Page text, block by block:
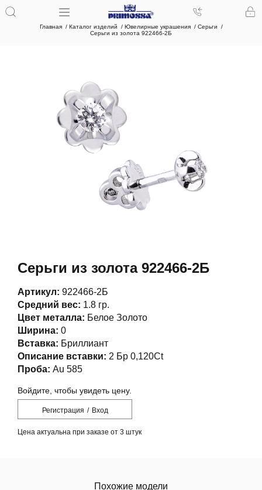
Главная Каталог изделий Ювелирные украшения
Серьги
Серьги из золота 922466-2Б
Серьги из золота 922466-2Б
Артикул: 922466-2Б
Средний вес: 1.8 гр.
Цвет металла: Белое Золото
Ширина: 0
Вставка: Бриллиант
Описание вставки: 2 Бр 0,120Ct
Проба: Au 585
Войдите, чтобы увидеть цену.
Регистрация / Вход
Цена актуальна при заказе от 3 штук
Похожие модели